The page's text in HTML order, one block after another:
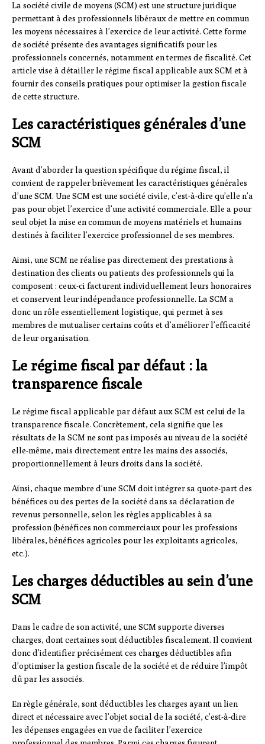
La société civile de moyens (SCM) est une structure juridique
permettant à des professionnels libéraux de mettre en commun
les moyens nécessaires à l’exercice de leur activité. Cette forme
de société présente des avantages significatifs pour les
professionnels concernés, notamment en termes de fiscalité. Cet
article vise à détailler le régime fiscal applicable aux SCM et à
fournir des conseils pratiques pour optimiser la gestion fiscale
de cette structure.
Les caractéristiques générales d’une
SCM
Avant d’aborder la question spécifique du régime fiscal, il
convient de rappeler brièvement les caractéristiques générales
d’une SCM. Une SCM est une société civile, c’est-à-dire qu’elle n’a
pas pour objet l’exercice d’une activité commerciale. Elle a pour
seul objet la mise en commun de moyens matériels et humains
destinés à faciliter l’exercice professionnel de ses membres.
Ainsi, une SCM ne réalise pas directement des prestations à
destination des clients ou patients des professionnels qui la
composent : ceux-ci facturent individuellement leurs honoraires
et conservent leur indépendance professionnelle. La SCM a
donc un rôle essentiellement logistique, qui permet à ses
membres de mutualiser certains coûts et d’améliorer l’efficacité
de leur organisation.
Le régime fiscal par défaut : la
transparence fiscale
Le régime fiscal applicable par défaut aux SCM est celui de la
transparence fiscale. Concrètement, cela signifie que les
résultats de la SCM ne sont pas imposés au niveau de la société
elle-même, mais directement entre les mains des associés,
proportionnellement à leurs droits dans la société.
Ainsi, chaque membre d’une SCM doit intégrer sa quote-part des
bénéfices ou des pertes de la société dans sa déclaration de
revenus personnelle, selon les règles applicables à sa
profession (bénéfices non commerciaux pour les professions
libérales, bénéfices agricoles pour les exploitants agricoles,
etc.).
Les charges déductibles au sein d’une
SCM
Dans le cadre de son activité, une SCM supporte diverses
charges, dont certaines sont déductibles fiscalement. Il convient
donc d’identifier précisément ces charges déductibles afin
d’optimiser la gestion fiscale de la société et de réduire l’impôt
dû par les associés.
En règle générale, sont déductibles les charges ayant un lien
direct et nécessaire avec l’objet social de la société, c’est-à-dire
les dépenses engagées en vue de faciliter l’exercice